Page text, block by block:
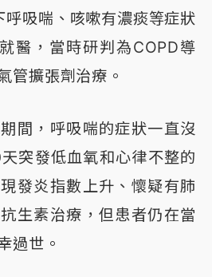
吸喘、咳嗽有濃痰等症狀
醫，當時研判為COPD導
管擴張劑治療。
間，呼吸喘的症狀一直沒
突發低血氧和心律不整的
發炎指數上升、懷疑有肺
生素治療，但患者仍在當
過世。